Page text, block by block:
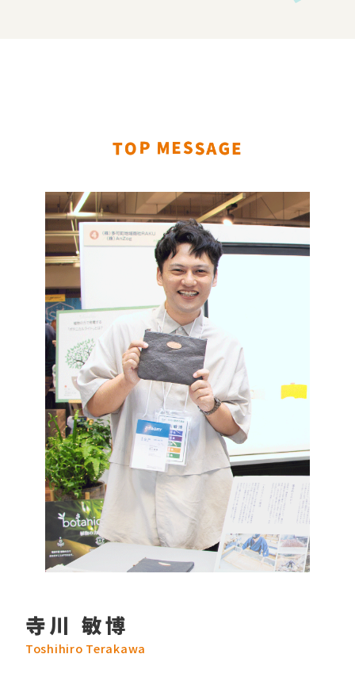
寺川 敏博
Toshihiro Terakawa